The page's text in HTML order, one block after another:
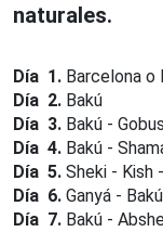
naturales.
Día 1. Barcelona o
Día 2. Bakú
Día 3. Bakú -
Día 4. Bakú -
Día 5. Sheki - Kish
Día 6. Ganyá - Bakú
Día 7. Bakú -